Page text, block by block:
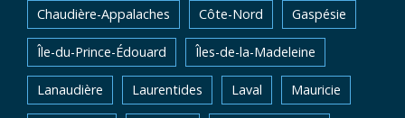
Chaudière-Appalaches Côte-Nord Gaspésie
Île-du-Prince-Édouard Îles-de-la-Madeleine
Lanaudière Laurentides Laval Mauricie